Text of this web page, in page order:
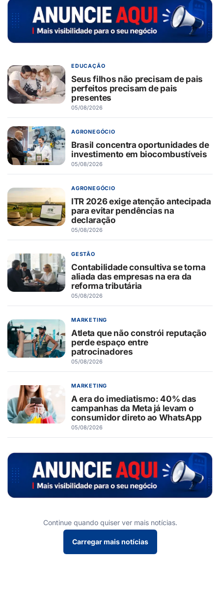
EDUCAÇÃO
Seus filhos não precisam de pais
perfeitos precisam de pais
presentes
05/08/2026
AGRONEGÓCIO
Brasil concentra oportunidades de
investimento em biocombustíveis
05/08/2026
AGRONEGÓCIO
ITR 2026 exige atenção antecipada
para evitar pendências na
declaração
05/08/2026
GESTÃO
Contabilidade consultiva se torna
aliada das empresas na era da
reforma tributária
05/08/2026
MARKETING
Atleta que não constrói reputação
perde espaço entre
patrocinadores
05/08/2026
MARKETING
A era do imediatismo: 40% das
campanhas da Meta já levam o
consumidor direto ao WhatsApp
05/08/2026
Continue quando quiser ver mais notícias.
Carregar mais notícias